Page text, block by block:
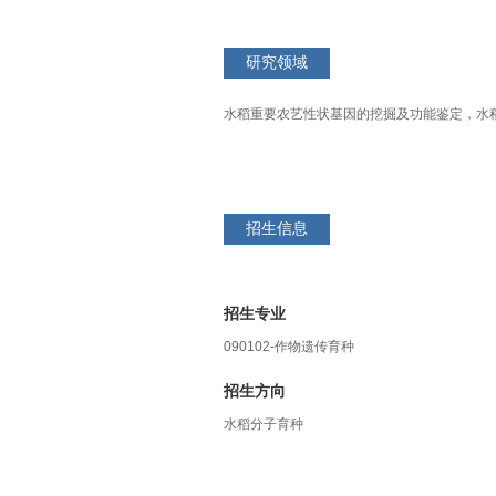
研究领域
水稻重要农艺性状基因的挖掘及功能鉴定，水
招生信息
招生专业
090102-作物遗传育种
招生方向
水稻分子育种